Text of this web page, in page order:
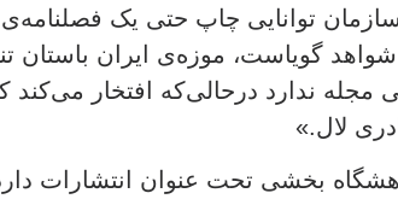
توانایی چاپ حتی یک فصلنامه‌ی
گویاست، موزه‌ی ایران باستان
ندارد درحالی‌که افتخار می‌کند
لال.»
بخشی تحت عنوان انتشارات